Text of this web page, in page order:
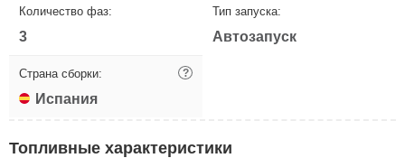
Количество фаз:
3
Тип запуска:
Автозапуск
Страна сборки: ?
Испания
Топливные характеристики